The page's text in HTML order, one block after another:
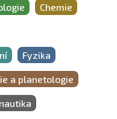
Chemie
Fyzika
a planetologie